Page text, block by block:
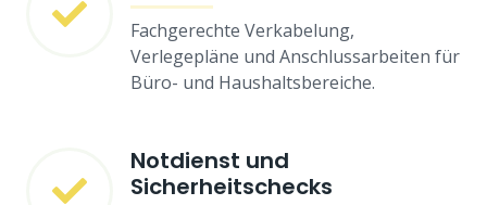
Fachgerechte Verkabelung,
Verlegepläne und Anschlussarbeiten für
Büro- und Haushaltsbereiche.
Notdienst und
Sicherheitschecks